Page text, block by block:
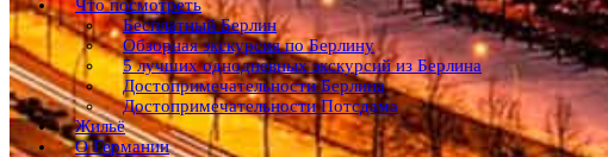
Что посмотреть
Бесплатный Берлин
Обзорная экскурсия по Берлину
5 лучших однодневных экскурсий из Берлина
Достопримечательности Берлина
Достопримечательности Потсдама
Жильё
О Германии